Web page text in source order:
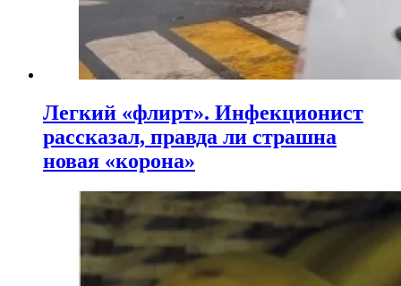
Легкий «флирт». Инфекционист
рассказал, правда ли страшна
новая «корона»